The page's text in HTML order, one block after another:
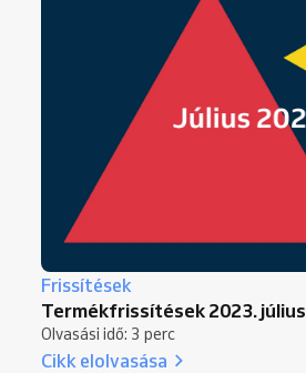
Frissítések
Termékfrissítések 2023. július
Olvasási idő: 3 perc
Cikk elolvasása